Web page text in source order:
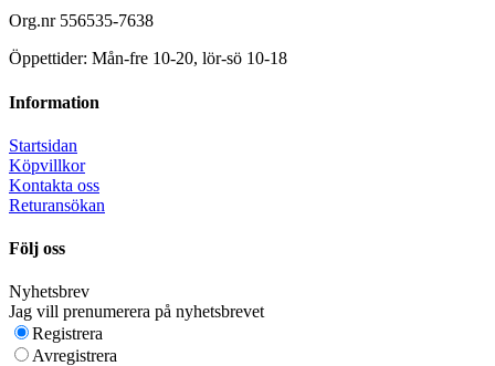
Org.nr 556535-7638
Öppettider: Mån-fre 10-20, lör-sö 10-18
Information
Startsidan
Köpvillkor
Kontakta oss
Returansökan
Följ oss
Nyhetsbrev
Jag vill prenumerera på nyhetsbrevet
Registrera
Avregistrera